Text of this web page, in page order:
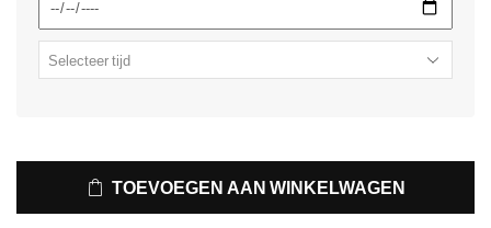
TOEVOEGEN AAN WINKELWAGEN